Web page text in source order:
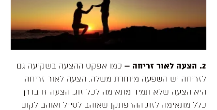
2. הצעה לאור זריחה – כמו אפקט ההצעה בשקיעה גם
לזריחה יש השפעה מיוחדת משלה. הצעה לאור זריחה
היא הצעה שלא תמיד מתאימה לכל זוג. הצעה זו בדרך
כלל מתאימה לזוג ההרפתקן שאוהב לטייל ואוהב לקום